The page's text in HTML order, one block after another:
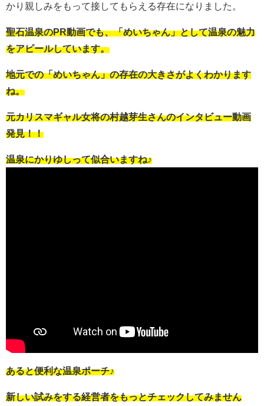
かり親しみをもって接してもらえる存在になりました。
聖石温泉のPR動画でも、「めいちゃん」として温泉の魅力
をアピールしています。
地元での「めいちゃん」の存在の大きさがよくわかります
ね。
元カリスマギャル女将の村越芽生さんのインタビュー動画
発見！！
温泉にかりゆしって似合いますね♪
あると便利な温泉ポーチ♪
新しい試みをする経営者をもっとチェックしてみません